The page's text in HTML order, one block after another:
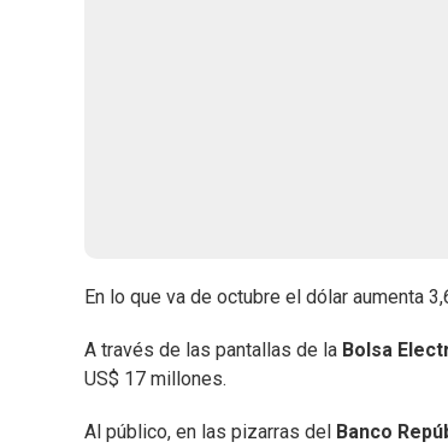
En lo que va de octubre el dólar aumenta
A través de las pantallas de la Bolsa
US$ 17 millones.
Al público, en las pizarras del Banco